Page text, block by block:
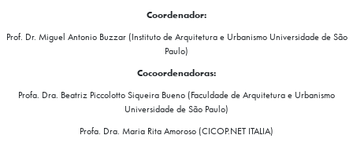
Coordenador:
Prof. Dr. Miguel Antonio Buzzar (Instituto de Arquitetura e Urbanismo Universidade de São
Paulo)
Cocoordenadoras:
Profa. Dra. Beatriz Piccolotto Siqueira Bueno (Faculdade de Arquitetura e Urbanismo
Universidade de São Paulo)
Profa. Dra. Maria Rita Amoroso (CICOP.NET ITALIA)